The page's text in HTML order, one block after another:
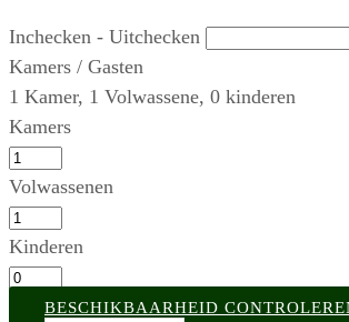
Inchecken - Uitchecken
Kamers / Gasten
1 Kamer, 1 Volwassene, 0 kinderen
Kamers
Volwassenen
Kinderen
BESCHIKBAARHEID